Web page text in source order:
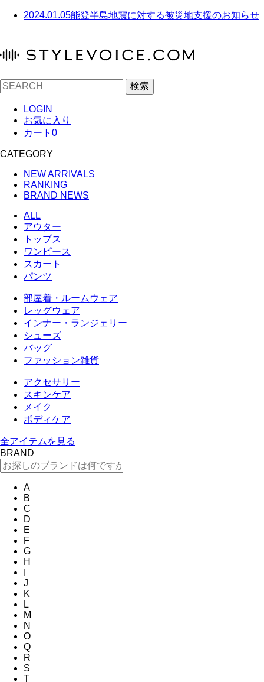
2024.01.05能登半島地震に対する被災地支援のお知らせ
検索
LOGIN
お気に入り
カート 0
CATEGORY
NEW ARRIVALS
RANKING
BRAND NEWS
ALL
アウター
トップス
ワンピース
スカート
パンツ
部屋着・ルームウェア
レッグウェア
インナー・ランジェリー
シューズ
バッグ
ファッション雑貨
アクセサリー
スキンケア
メイク
ボディケア
全アイテムを見る
BRAND
A
B
C
D
E
F
G
H
J
K
L
M
N
O
Q
R
S
T